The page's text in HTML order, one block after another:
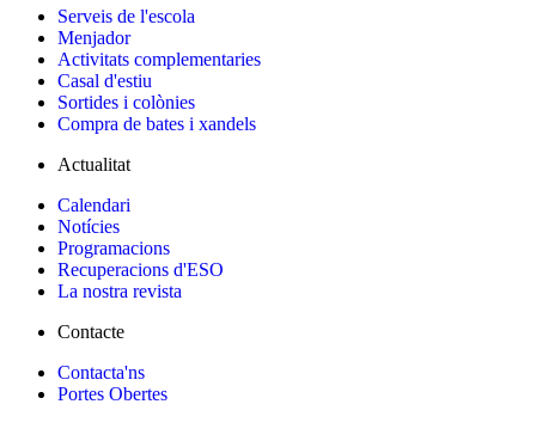
Serveis de l'escola
Menjador
Activitats complementaries
Casal d'estiu
Sortides i colònies
Compra de bates i xandels
Actualitat
Calendari
Notícies
Programacions
Recuperacions d'ESO
La nostra revista
Contacte
Contacta'ns
Portes Obertes